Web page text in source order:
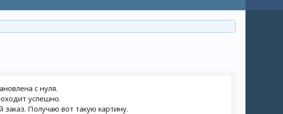
с нуля.
успешно.
Получаю вот такую картину.